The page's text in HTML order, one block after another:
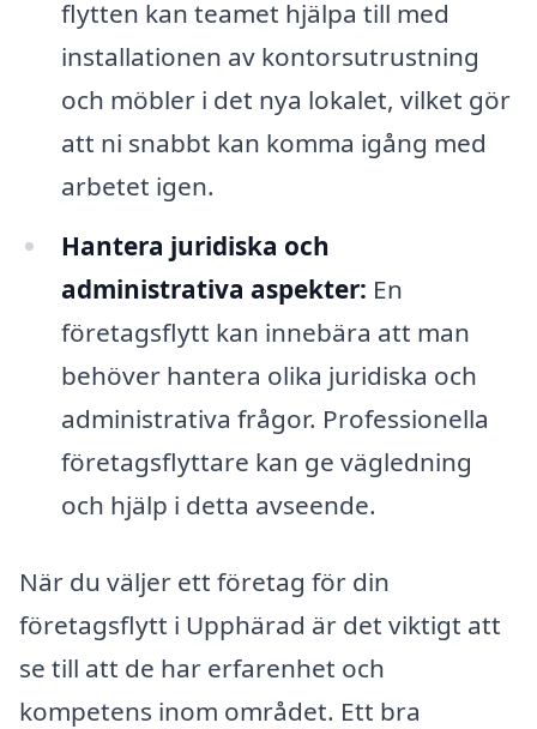
flytten kan teamet hjälpa till med
installationen av kontorsutrustning
och möbler i det nya lokalet, vilket gör
att ni snabbt kan komma igång med
arbetet igen.
Hantera juridiska och
administrativa aspekter: En
företagsflytt kan innebära att man
behöver hantera olika juridiska och
administrativa frågor. Professionella
företagsflyttare kan ge vägledning
och hjälp i detta avseende.
När du väljer ett företag för din
företagsflytt i Upphärad är det viktigt att
se till att de har erfarenhet och
kompetens inom området. Ett bra